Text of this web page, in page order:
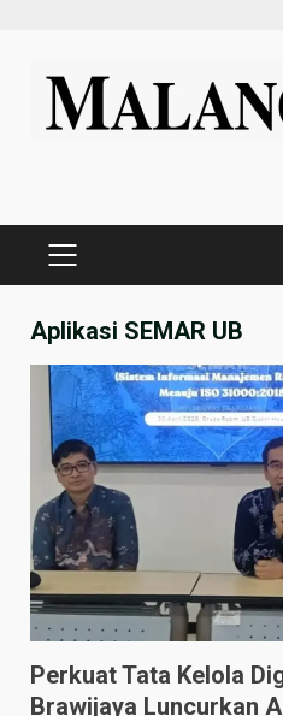
content
PRIMARY
Aplikasi SEMAR UB
Perkuat Tata Kelola
Brawijaya Luncurkan